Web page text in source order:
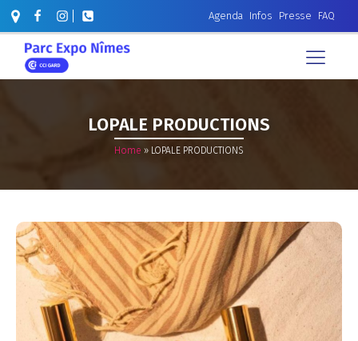
Agenda Infos Presse FAQ
LOPALE PRODUCTIONS
Home » LOPALE PRODUCTIONS